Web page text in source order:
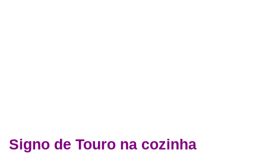
Signo de Touro na cozinha